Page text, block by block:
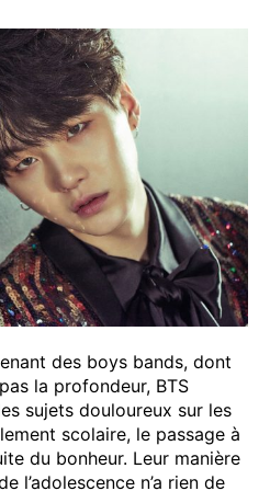
des boys bands, dont
la profondeur, BTS
sujets douloureux sur les
scolaire, le passage à
du bonheur. Leur manière
l’adolescence n’a rien de